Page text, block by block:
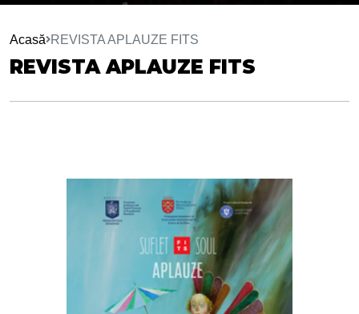
Acasă REVISTA APLAUZE FITS
REVISTA APLAUZE FITS